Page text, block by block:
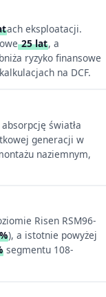
ach eksploatacji.
25 lat, a
ryzyko finansowe
na DCF.
światła
generacji w
naziemnym,
Risen RSM96-
), a istotnie powyżej
segmentu 108-